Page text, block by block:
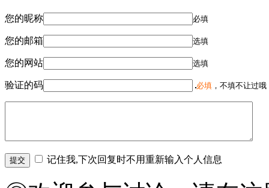
您的昵称 必填
您的邮箱 选填
您的网站 选填
验证的码 必填 ，不填不让过
记住我,下次回复时不用重新输入个人信息